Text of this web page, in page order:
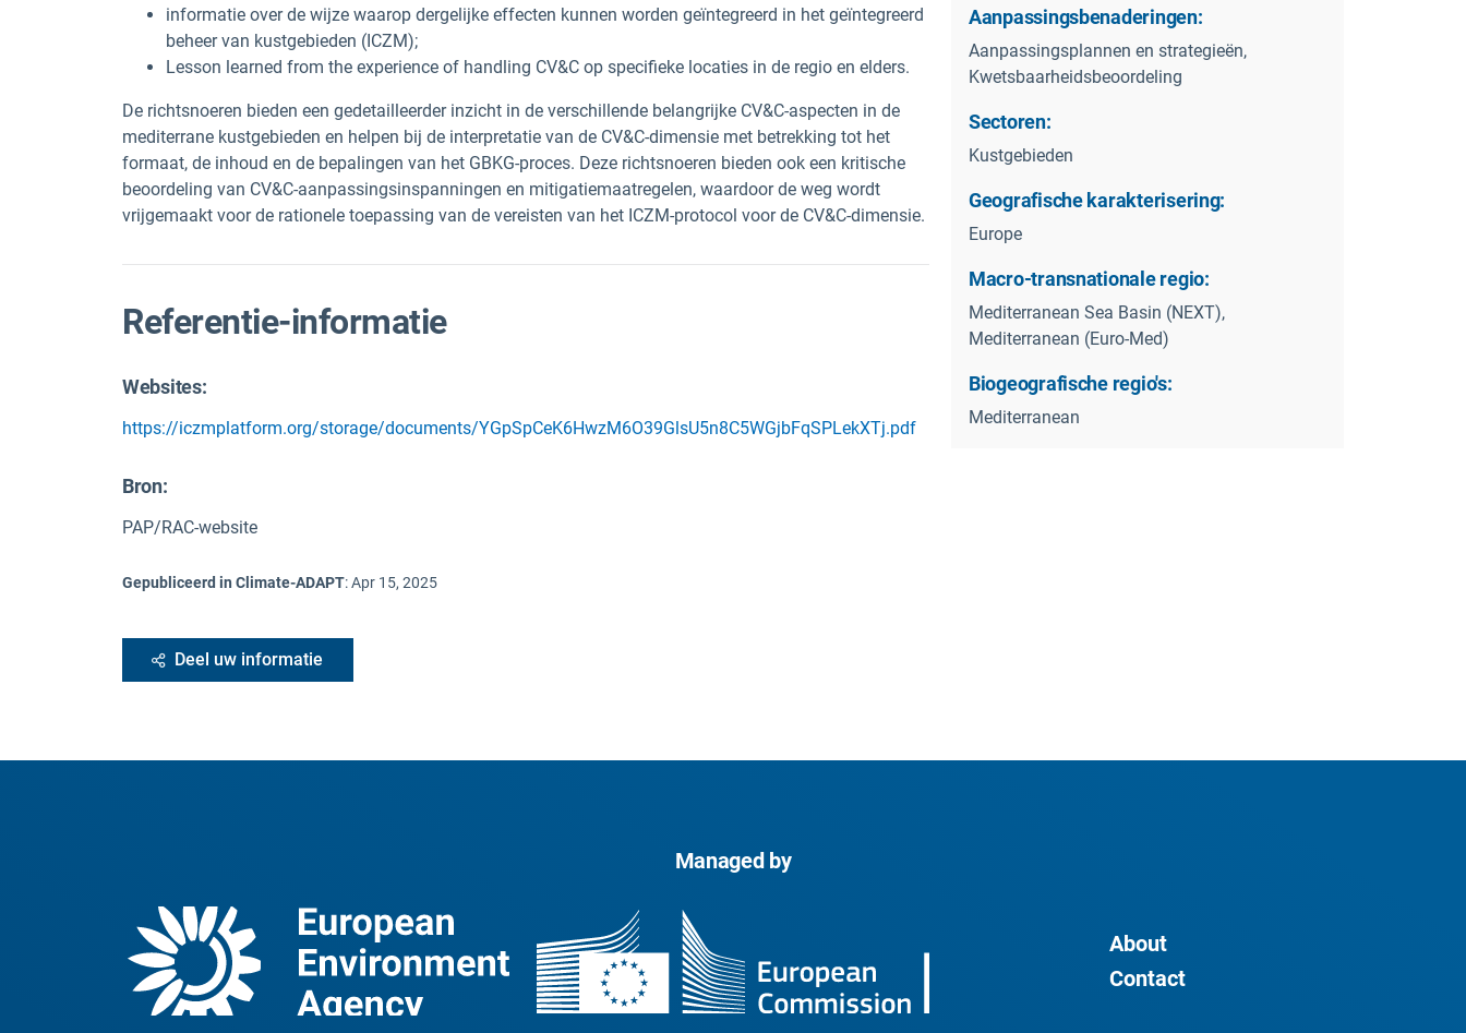
informatie over de wijze waarop dergelijke effecten kunnen worden geïntegreerd in het geïntegreerd
beheer van kustgebieden (ICZM);
Lesson learned from the experience of handling CV&C op specifieke locaties in de regio en elders.
De richtsnoeren bieden een gedetailleerder inzicht in de verschillende belangrijke CV&C-aspecten in de
mediterrane kustgebieden en helpen bij de interpretatie van de CV&C-dimensie met betrekking tot het
formaat, de inhoud en de bepalingen van het GBKG-proces. Deze richtsnoeren bieden ook een kritische
beoordeling van CV&C-aanpassingsinspanningen en mitigatiemaatregelen, waardoor de weg wordt
vrijgemaakt voor de rationele toepassing van de vereisten van het ICZM-protocol voor de CV&C-dimensie.
Referentie-informatie
Websites:
https://iczmplatform.org/storage/documents/YGpSpCeK6HwzM6O39GlsU5n8C5WGjbFqSPLekXTj.pdf
Bron:
PAP/RAC-website
Gepubliceerd in Climate-ADAPT:Apr 15, 2025
Deel uw informatie
Aanpassingsbenaderingen:
Aanpassingsplannen en strategieën,
Kwetsbaarheidsbeoordeling
Sectoren:
Kustgebieden
Geografische karakterisering:
Europe
Macro-transnationale regio:
Mediterranean Sea Basin (NEXT),
Mediterranean (Euro-Med)
Biogeografische regio's:
Mediterranean
Managed by
About
Contact